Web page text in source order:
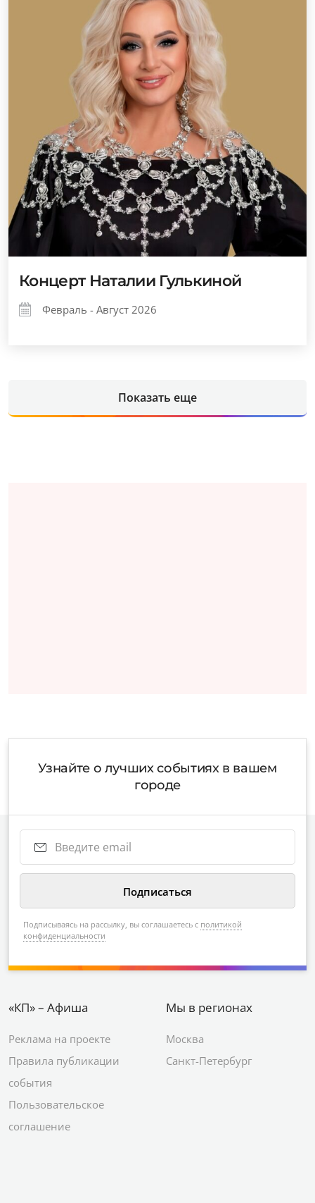
Концерт Наталии Гулькиной
Февраль - Август 2026
Показать еще
Узнайте о лучших событиях в вашем
городе
Подписываясь на рассылку, вы соглашаетесь с политикой
конфиденциальности
«КП» – Афиша
Реклама на проекте
Правила публикации
события
Пользовательское
соглашение
Мы в регионах
Москва
Санкт-Петербург